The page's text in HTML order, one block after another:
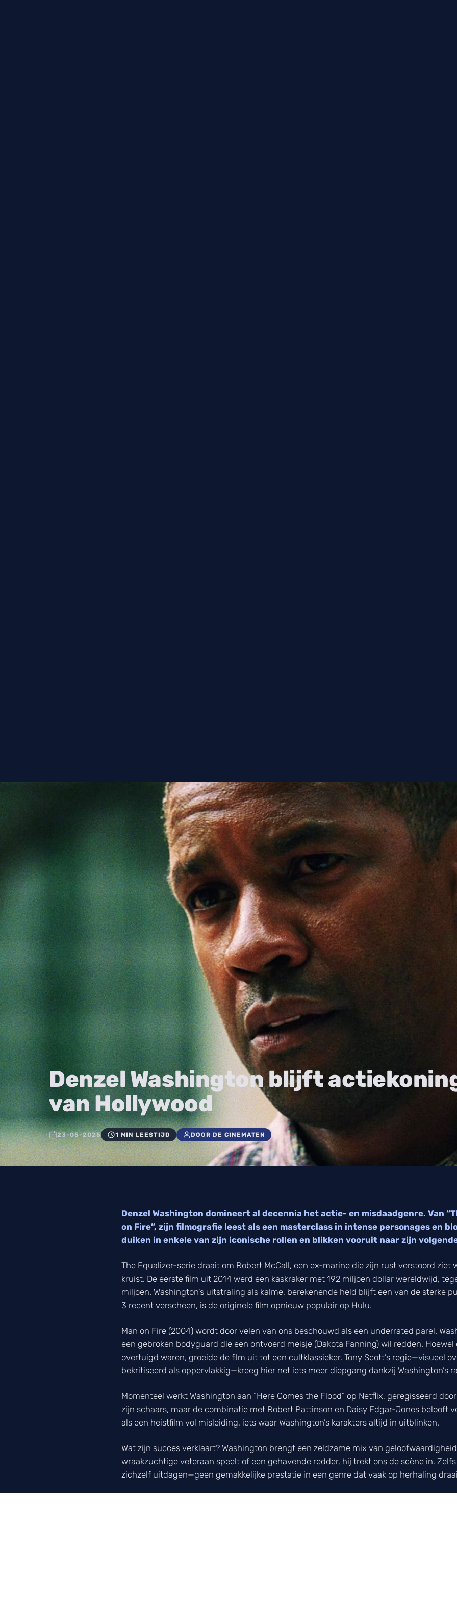
Denzel Washington blijft
van Hollywood
23-05-2025 1 MIN LEESTIJD DOOR DE CINEMATEN
Denzel Washington domineert al decennia het actie- en misdaadgenre. Van
on Fire”, zijn filmografie leest als een masterclass in intense personages en
duiken in enkele van zijn iconische rollen en blikken vooruit naar zijn
The Equalizer-serie draait om Robert McCall, een ex-marine die zijn rust verstoord ziet
kruist. De eerste film uit 2014 werd een kaskraker met 192 miljoen dollar wereldwijd,
miljoen. Washington’s uitstraling als kalme, berekenende held blijft een van de sterke
3 recent verscheen, is de originele film opnieuw populair op Hulu.
Man on Fire (2004) wordt door velen van ons beschouwd als een underrated parel.
een gebroken bodyguard die een ontvoerd meisje (Dakota Fanning) wil redden.
overtuigd waren, groeide de film uit tot een cultklassieker. Tony Scott’s regie—visueel
bekritiseerd als oppervlakkig—kreeg hier net iets meer diepgang dankzij Washington’s
Momenteel werkt Washington aan “Here Comes the Flood” op Netflix, geregisseerd
zijn schaars, maar de combinatie met Robert Pattinson en Daisy Edgar-Jones belooft
als een heistfilm vol misleiding, iets waar Washington’s karakters altijd in uitblinken.
Wat zijn succes verklaart? Washington brengt een zeldzame mix van
wraakzuchtige veteraan speelt of een gehavende redder, hij trekt ons de scène in.
zichzelf uitdagen—geen gemakkelijke prestatie in een genre dat vaak op herhaling